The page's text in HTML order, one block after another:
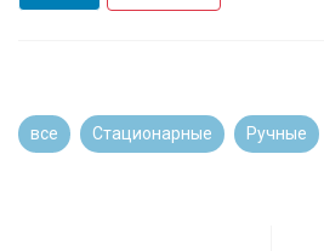
все Стационарные Ручные